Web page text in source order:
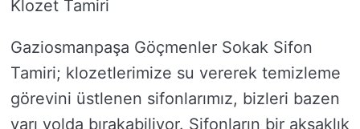
Klozet Tamiri
Gaziosmanpaşa Göçmenler Sokak Sifon
Tamiri; klozetlerimize su vererek temizleme
görevini üstlenen sifonlarımız, bizleri bazen
yarı yolda bırakabiliyor. Sifonların bir aksaklık